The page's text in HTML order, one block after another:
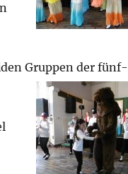
Gruppen der fünf-